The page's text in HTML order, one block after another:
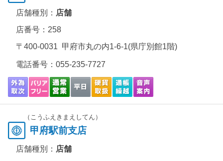
店舗種別： 店舗
店番号：258
〒400-0031 甲府市丸の内1-6-1(県庁別館1階)
電話番号： 055-235-7727
（こうふえきまえしてん）
甲府駅前支店
店舗種別： 店舗